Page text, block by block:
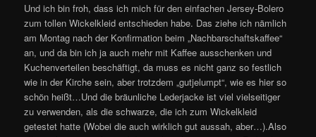
Und ich bin froh, dass ich mich für den einfachen Jersey-Bolero
zum tollen Wickelkleid entschieden habe. Das ziehe ich nämlich
am Montag nach der Konfirmation beim „Nachbarschaftskaffee“
an, und da bin ich ja auch mehr mit Kaffee ausschenken und
Kuchenverteilen beschäftigt, da muss es nicht ganz so festlich
wie in der Kirche sein, aber trotzdem „gutjelumpt“, wie es hier so
schön heißt…Und die bräunliche Lederjacke ist viel vielseitiger
zu verwenden, als die schwarze, die ich zum Wickelkleid
getestet hatte (Wobei die auch wirklich gut aussah, aber…).Also